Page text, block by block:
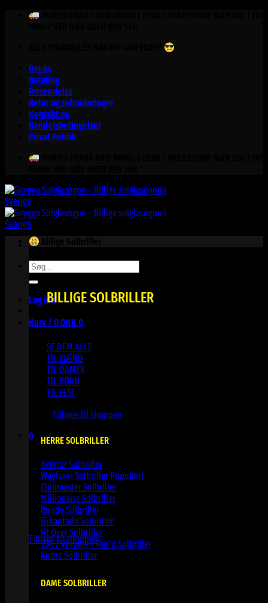
Fortsæt
Om os
Betaling
Forsendelse
Retur og refunderinger
Kontakt os
Handelsbetingelser
Privat Politik
Søg
efter:
Log ind
Kurv / 0DKK0
Ingen varer i kurven.
Tilbage til shoppen
0
Kurv
Ingen varer i kurven.
Tilbage til shoppen
BILLIGE SOLBRILLER
SE DEM ALLE
TIL MÆND
TIL DAMER
TIL BØRN
TIL FEST
HERRE SOLBRILLER
Aviator Solbriller
Wayfarer Solbriller
Clubmaster Solbriller
Millionaire Solbriller
Runde Solbriller
Firkantede Solbriller
Fit Over Solbriller
Y2K / Vintage / Retro Solbriller
Andre Solbriller
DAME SOLBRILLER